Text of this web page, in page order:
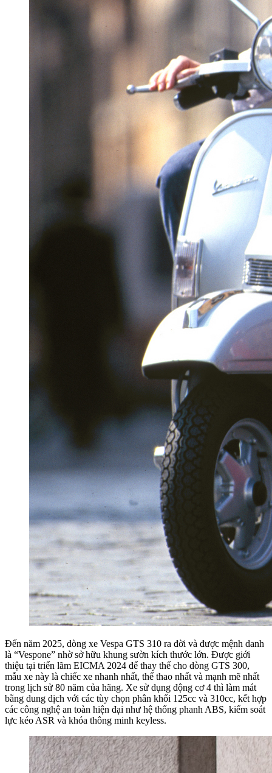
Đến năm 2025, dòng xe Vespa GTS 310 ra đời và được mệnh danh
là “Vespone” nhờ sở hữu khung sườn kích thước lớn. Được giới
thiệu tại triển lãm EICMA 2024 để thay thế cho dòng GTS 300,
mẫu xe này là chiếc xe nhanh nhất, thể thao nhất và mạnh mẽ nhất
trong lịch sử 80 năm của hãng. Xe sử dụng động cơ 4 thì làm mát
bằng dung dịch với các tùy chọn phân khối 125cc và 310cc, kết hợp
các công nghệ an toàn hiện đại như hệ thống phanh ABS, kiểm soát
lực kéo ASR và khóa thông minh keyless.